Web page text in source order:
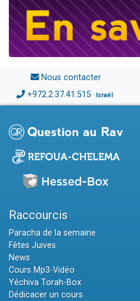
Nous contacter
+972.2.37.41.515 Israël
Raccourcis
Paracha de la semaine
Fêtes Juives
News
Cours Mp3-Vidéo
Yéchiva Torah-Box
Dédicacer un cours